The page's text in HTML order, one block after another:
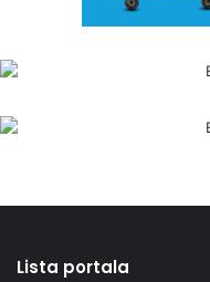
Lista portala